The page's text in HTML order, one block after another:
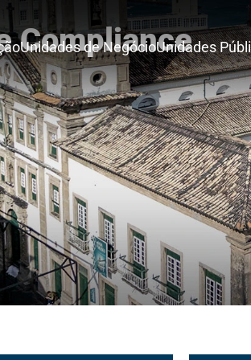
Unidades de NegócioUnidades
Compliance